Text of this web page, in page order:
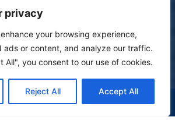
privacy
your browsing experience,
ads or content, and analyze our traffic.
All", you consent to our use of cookies.
Reject All Accept All
7630